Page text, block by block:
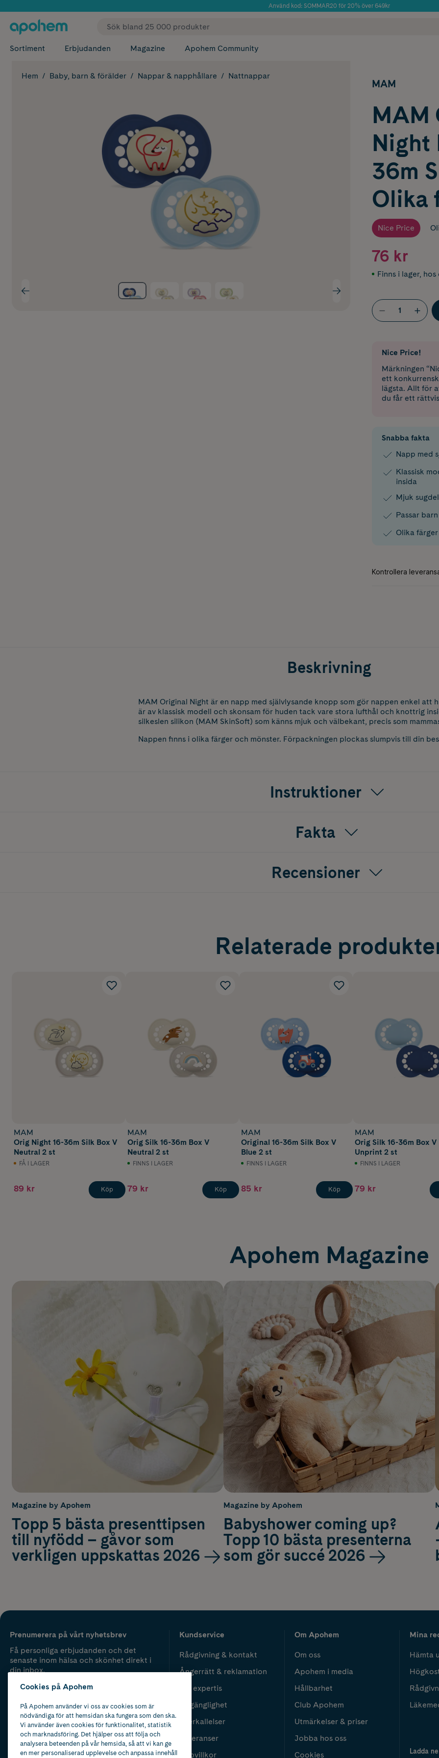
Använd kod: SOMMAR20 för 20% över 649kr
Sortiment Erbjudanden Magazine Apohem Community
Hem Baby, barn & förälder Nappar & napphållare Nattnappar
MAM
MAM
Night
36m
Olika
Nice Price
76 kr
Finns i lager, hos
Nice Price!
Märkningen
ett
lägsta. Allt för
du får ett
Snabba fakta
Napp med
Klassisk
insida
Mjuk
Passar
Olika
Beskrivning
MAM Original Night är en napp med självlysande knopp som gör nappen enkel att
är av klassisk modell och skonsam för huden tack vare stora lufthål och knottrig
silkeslen silikon (MAM SkinSoft) som känns mjuk och välbekant, precis som
Nappen finns i olika färger och mönster. Förpackningen plockas slumpvis till din
Instruktioner
Fakta
Recensioner
Relaterade
MAM
Orig Night 16-36m Silk Box V
Neutral 2 st
FÅ I LAGER
89 kr Köp
MAM
Orig Silk 16-36m Box V
Neutral 2 st
FINNS I LAGER
79 kr Köp
MAM
Original 16-36m Silk Box V
Blue 2 st
FINNS I LAGER
85 kr Köp
MAM
Orig Silk 16-36m Box V
Unprint 2 st
FINNS I LAGER
79 kr
Apohem Magazine
Magazine by Apohem
Topp 5 bästa presenttipsen
till nyfödd – gåvor som
verkligen uppskattas 2026
Magazine by Apohem
Babyshower coming up?
Topp 10 bästa presenterna
som gör succé 2026
Prenumerera på vårt nyhetsbrev
Få personliga erbjudanden och det
senaste inom hälsa och skönhet direkt i
din inbox.
Kundservice
Rådgivning & kontakt
Ångerrätt & reklamation
Vår expertis
Tillgänglighet
Återkallelser
Leveranser
Köpvillkor
Om Apohem
Om oss
Apohem i media
Hållbarhet
Club Apohem
Utmärkelser & priser
Jobba hos oss
Cookies
Mina
Hämta
Ladda
Cookies på Apohem
På Apohem använder vi oss av cookies som är
nödvändiga för att hemsidan ska fungera som den ska.
Vi använder även cookies för funktionalitet, statistik
och marknadsföring. Det hjälper oss att följa och
analysera beteenden på vår hemsida, så att vi kan ge
en mer personaliserad upplevelse och anpassa innehåll